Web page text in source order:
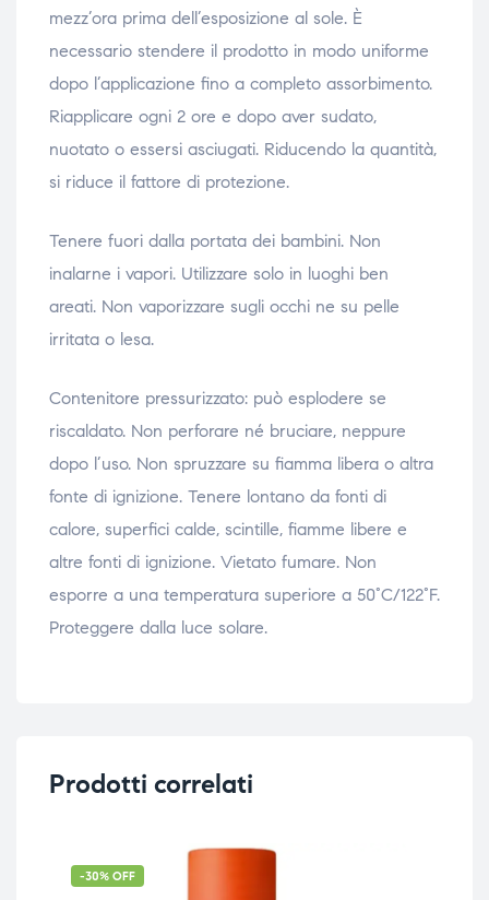
mezz’ora prima dell’esposizione al sole. È
necessario stendere il prodotto in modo uniforme
dopo l’applicazione fino a completo assorbimento.
Riapplicare ogni 2 ore e dopo aver sudato,
nuotato o essersi asciugati. Riducendo la quantità,
si riduce il fattore di protezione.
Tenere fuori dalla portata dei bambini. Non
inalarne i vapori. Utilizzare solo in luoghi ben
areati. Non vaporizzare sugli occhi ne su pelle
irritata o lesa.
Contenitore pressurizzato: può esplodere se
riscaldato. Non perforare né bruciare, neppure
dopo l’uso. Non spruzzare su fiamma libera o altra
fonte di ignizione. Tenere lontano da fonti di
calore, superfici calde, scintille, fiamme libere e
altre fonti di ignizione. Vietato fumare. Non
esporre a una temperatura superiore a 50°C/122°F.
Proteggere dalla luce solare.
Prodotti correlati
-30% OFF